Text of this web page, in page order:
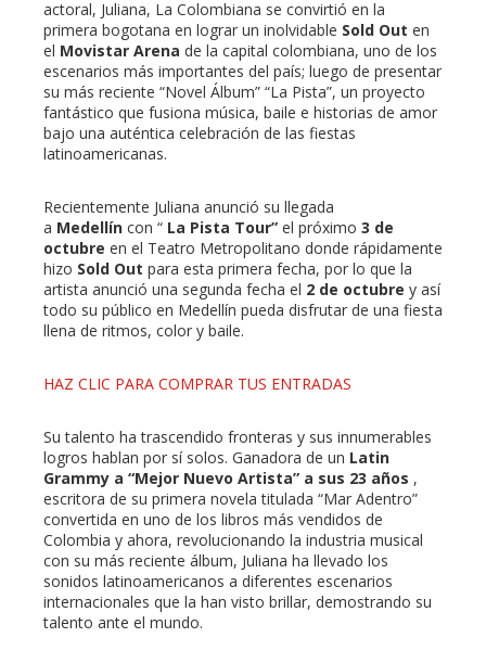
actoral, Juliana, La Colombiana se convirtió en la
primera bogotana en lograr un inolvidable Sold Out en
el Movistar Arena de la capital colombiana, uno de los
escenarios más importantes del país; luego de presentar
su más reciente “Novel Álbum” “La Pista”, un proyecto
fantástico que fusiona música, baile e historias de amor
bajo una auténtica celebración de las fiestas
latinoamericanas.
Recientemente Juliana anunció su llegada
a Medellín con “ La Pista Tour” el próximo 3 de
octubre en el Teatro Metropolitano donde rápidamente
hizo Sold Out para esta primera fecha, por lo que la
artista anunció una segunda fecha el 2 de octubre y así
todo su público en Medellín pueda disfrutar de una fiesta
llena de ritmos, color y baile.
HAZ CLIC PARA COMPRAR TUS ENTRADAS
Su talento ha trascendido fronteras y sus innumerables
logros hablan por sí solos. Ganadora de un Latin
Grammy a “Mejor Nuevo Artista” a sus 23 años ,
escritora de su primera novela titulada “Mar Adentro”
convertida en uno de los libros más vendidos de
Colombia y ahora, revolucionando la industria musical
con su más reciente álbum, Juliana ha llevado los
sonidos latinoamericanos a diferentes escenarios
internacionales que la han visto brillar, demostrando su
talento ante el mundo.